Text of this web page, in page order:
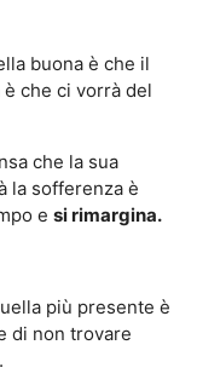
buona è che il
che ci vorrà del
che la sua
la sofferenza è
e si rimargina.
più presente è
di non trovare